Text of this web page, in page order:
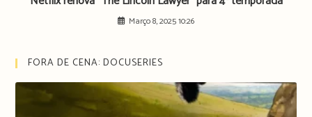
Março 8, 2025 10:26
FORA DE CENA: DOCUSERIES